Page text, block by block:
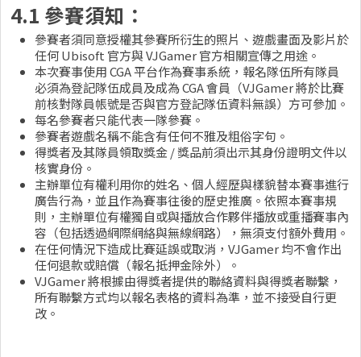
4.1 參賽須知：
參賽者須同意授權其參賽所衍生的照片、遊戲畫面及影片於
任何 Ubisoft 官方與 VJGamer 官方相關宣傳之用途。
本次賽事使用 CGA 平台作為賽事系統，報名隊伍所有隊員
必須為登記隊伍成員及成為 CGA 會員（VJGamer 將於比賽
前核對隊員帳號是否與官方登記隊伍資料無誤）方可參加。
每名參賽者只能代表一隊參賽。
參賽者遊戲名稱不能含有任何不雅及粗俗字句。
得獎者及其隊員領取獎金 / 獎品前須出示其身份證明文件以
核實身份。
主辦單位有權利用你的姓名、個人經歷與樣貌替本賽事進行
廣告行為，並且作為賽事往後的歷史推廣。依照本賽事規
則，主辦單位有權獨自或與播放合作夥伴播放或重播賽事內
容（包括透過網際網絡與無線網路），無須支付額外費用。
在任何情況下造成比賽延誤或取消，VJGamer 均不會作出
任何退款或賠償（報名抵押金除外）。
VJGamer 將根據由得獎者提供的聯絡資料與得獎者聯繫，
所有聯繫方式均以報名表格的資料為準，並不接受自行更
改。